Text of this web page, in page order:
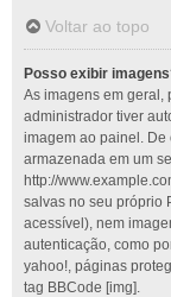
Voltar ao topo
Posso exibir
As imagens em geral,
administrador tiver
imagem ao painel.
armazenada em um
http://
salvas no seu próprio
acessível), nem
autenticação, como
yahoo!, páginas
tag BBCode [img].